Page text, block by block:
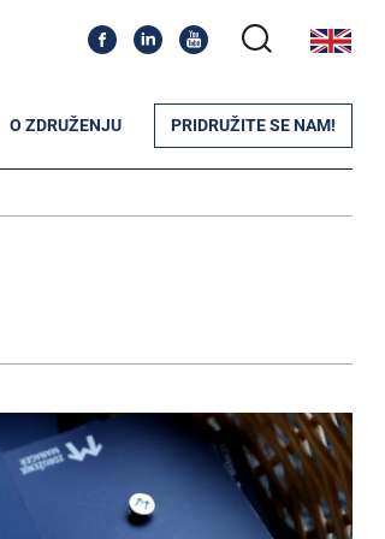
O ZDRUŽENJU PRIDRUŽITE SE NAM!